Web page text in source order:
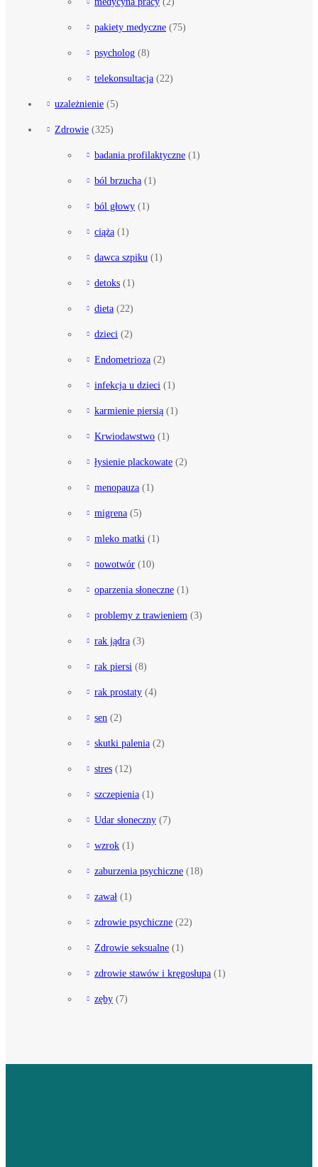
pakiety medyczne (75)
psycholog (8)
telekonsultacja (22)
uzależnienie (5)
Zdrowie (325)
badania profilaktyczne (1)
ból brzucha (1)
ból głowy (1)
ciąża (1)
dawca szpiku (1)
detoks (1)
dieta (22)
dzieci (2)
Endometrioza (2)
infekcja u dzieci (1)
karmienie piersią (1)
Krwiodawstwo (1)
łysienie plackowate (2)
menopauza (1)
migrena (5)
mleko matki (1)
nowotwór (10)
oparzenia słoneczne (1)
problemy z trawieniem (3)
rak jądra (3)
rak piersi (8)
rak prostaty (4)
sen (2)
skutki palenia (2)
stres (12)
szczepienia (1)
Udar słoneczny (7)
wzrok (1)
zaburzenia psychiczne (18)
zawał (1)
zdrowie psychiczne (22)
Zdrowie seksualne (1)
zdrowie stawów i kręgosłupa (1)
zęby (7)